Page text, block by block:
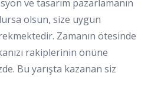
ve tasarım pazarlamanın
olsun, size uygun
Zamanın ötesinde
rakiplerinin önüne
Bu yarışta kazanan siz